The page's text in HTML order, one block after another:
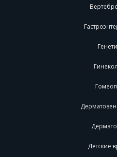
Детские